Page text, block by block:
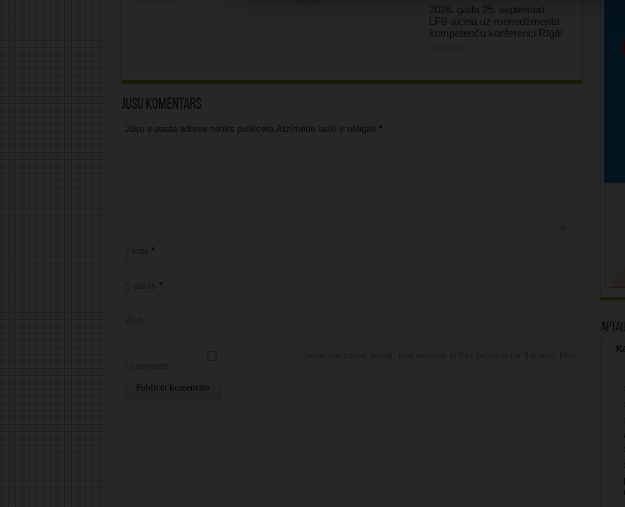
2026. gada 25. septembrī
LFB aicina uz menedžmenta
kompetenču konferenci Rīgā!
Jūsu komentārs
Jūsu e-pasta adrese netiks publicēta.Atzīmētie lauki ir obligāti *
*
*